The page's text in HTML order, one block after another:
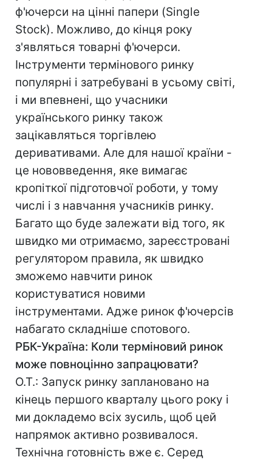
ф'ючерси на цінні папери (Single
Stock). Можливо, до кінця року
з'являться товарні ф'ючерси.
Інструменти термінового ринку
популярні і затребувані в усьому світі,
і ми впевнені, що учасники
українського ринку також
зацікавляться торгівлею
деривативами. Але для нашої країни -
це нововведення, яке вимагає
кропіткої підготовчої роботи, у тому
числі і з навчання учасників ринку.
Багато що буде залежати від того, як
швидко ми отримаємо, зареєстровані
регулятором правила, як швидко
зможемо навчити ринок
користуватися новими
інструментами. Адже ринок ф'ючерсів
набагато складніше спотового.
РБК-Україна: Коли терміновий ринок
може повноцінно запрацювати?
О.Т.: Запуск ринку заплановано на
кінець першого кварталу цього року і
ми докладемо всіх зусиль, щоб цей
напрямок активно розвивалося.
Технічна готовність вже є. Серед